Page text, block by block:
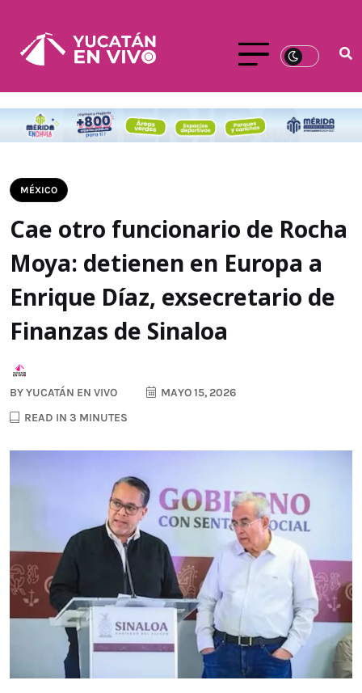
MÉXICO
Cae otro funcionario de Rocha
Moya: detienen en Europa a
Enrique Díaz, exsecretario de
Finanzas de Sinaloa
BYYUCATÁN EN VIVO
MAYO 15, 2026
READ IN 3 MINUTES